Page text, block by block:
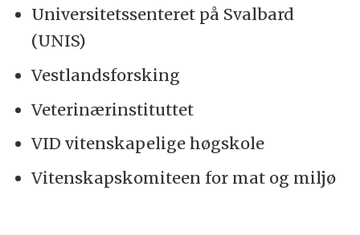
Universitetssenteret på Svalbard
(UNIS)
Vestlandsforsking
Veterinærinstituttet
VID vitenskapelige høgskole
Vitenskapskomiteen for mat og miljø